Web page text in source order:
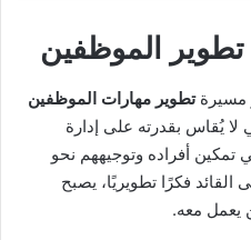
الموظفين
مسيرةتطوير مهارات الموظفين
يُقاس بقدرته على إدارة
أفراده وتوجيههم نحو
القائد فكرًا تطويريًا، يصبح
يعمل معه.